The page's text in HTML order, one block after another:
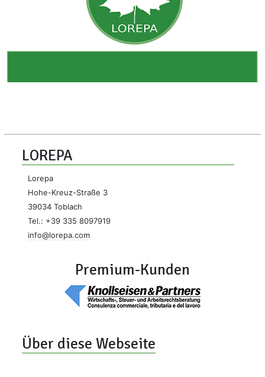
LOREPA
Lorepa
Hohe-Kreuz-Straße 3
39034 Toblach
Tel.: +39 335 8097919
info@lorepa.com
Premium-Kunden
Über diese Webseite